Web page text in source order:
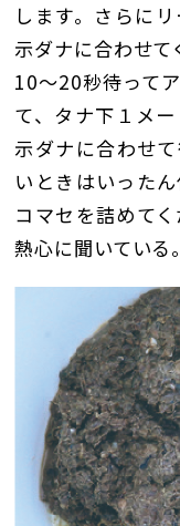
します。さらに
示ダナに合わせて
10〜20秒待って
て、タナ下１メ
示ダナに合わせ
いときはいった
コマセを詰めて
熱心に聞いている。